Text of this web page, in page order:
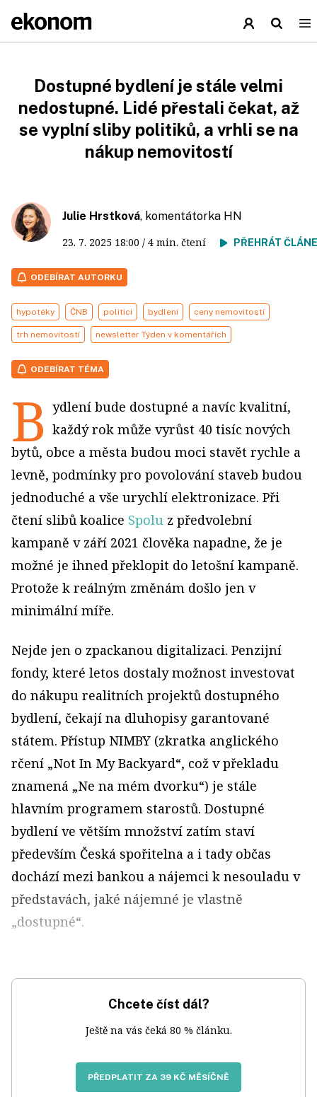
Dostupné bydlení je stále velmi
nedostupné. Lidé přestali čekat, až
se vyplní sliby politiků, a vrhli se na
nákup nemovitostí
Julie Hrstková, komentátorka HN
23. 7. 2025 18:00 / 4 min. čtení PŘEHRÁT
ODEBÍRAT AUTORKU
hypotéky ČNB politici bydlení ceny nemovitostí
trh nemovitostí newsletter Týden v komentářích
ODEBÍRAT TÉMA
B ydlení bude dostupné a navíc kvalitní,
každý rok může vyrůst 40 tisíc nových
bytů, obce a města budou moci stavět rychle a
levně, podmínky pro povolování staveb budou
jednoduché a vše urychlí elektronizace. Při
čtení slibů koalice Spolu z předvolební
kampaně v září 2021 člověka napadne, že je
možné je ihned překlopit do letošní kampaně.
Protože k reálným změnám došlo jen v
minimální míře.
Nejde jen o zpackanou digitalizaci. Penzijní
fondy, které letos dostaly možnost investovat
do nákupu realitních projektů dostupného
bydlení, čekají na dluhopisy garantované
státem. Přístup NIMBY (zkratka anglického
rčení „Not In My Backyard“, což v překladu
znamená „Ne na mém dvorku“) je stále
hlavním programem starostů. Dostupné
bydlení ve větším množství zatím staví
především Česká spořitelna a i tady občas
dochází mezi bankou a nájemci k nesouladu v
představách, jaké nájemné je vlastně
„dostupné“.
Chcete číst dál?
Ještě na vás čeká 80 % článku.
PŘEDPLATIT ZA 39 KČ MĚSÍČNĚ